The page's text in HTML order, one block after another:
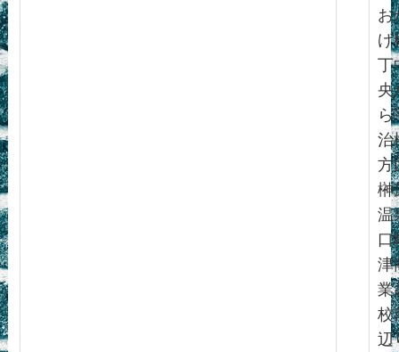
お
げ
丁
央
ら
治
方
榊
温
口
津
業
校
辺